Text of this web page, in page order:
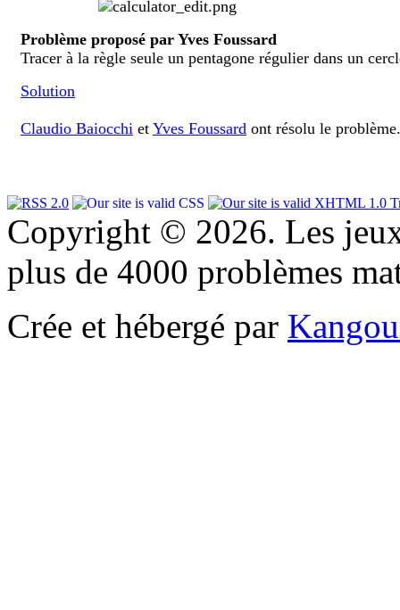
Problème proposé par Yves Foussard
Tracer à la règle seule un pentagone régulier dans un
Solution
Claudio Baiocchi et Yves Foussard ont résolu le problème.
Copyright © 2026. Les
plus de 4000 problèmes
Crée et hébergé par